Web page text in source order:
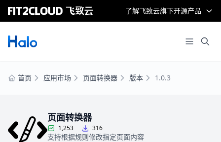
了解飞致云旗下开源产品
首页 应用市场 页面转换器 版本 1.0.3
页面转换器
1,253 316
支持根据规则修改指定页面内容